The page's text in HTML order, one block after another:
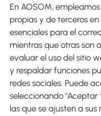
Métodos de Pago
Envíos
En AOSOM,
propias y de terceros
esenciales para el
mientras que otras son
evaluar el uso del sitio
y respaldar funciones
redes sociales. Puede
seleccionando
las que se ajusten a